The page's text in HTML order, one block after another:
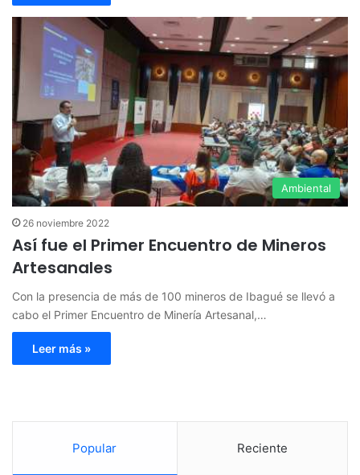
Ambiental
26 noviembre 2022
Así fue el Primer Encuentro de Mineros
Artesanales
Con la presencia de más de 100 mineros de Ibagué se llevó a
cabo el Primer Encuentro de Minería Artesanal,…
Leer más »
Popular Reciente